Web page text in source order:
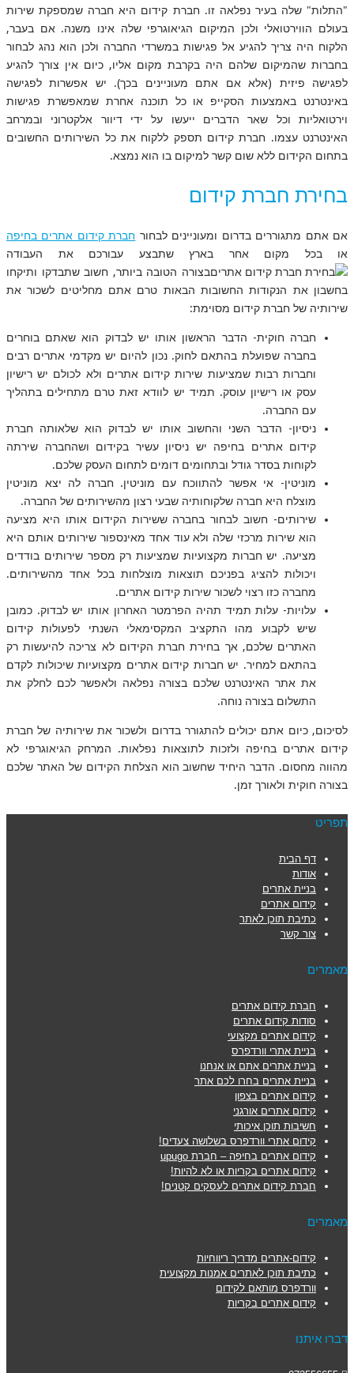
"התלות" שלה בעיר נפלאה זו. חברת קידום היא חברה שמספקת שירות
בעולם הווירטואלי ולכן המיקום הגיאוגרפי שלה אינו משנה. אם בעבר,
הלקוח היה צריך להגיע אל פגישות במשרדי החברה ולכן הוא נהג לבחור
בחברות שהמיקום שלהם היה בקרבת מקום אליו, כיום אין צורך להגיע
לפגישה פיזית (אלא אם אתם מעוניינים בכך). יש אפשרות לפגישה
באינטרנט באמצעות הסקייפ או כל תוכנה אחרת שמאפשרת פגישות
וירטואליות וכל שאר הדברים ייעשו על ידי דיוור אלקטרוני ובמרחב
האינטרנט עצמו. חברת קידום תספק ללקוח את כל השירותים החשובים
בתחום הקידום ללא שום קשר למיקום בו הוא נמצא.
בחירת חברת קידום
אם אתם מתגוררים בדרום ומעוניינים לבחור חברת קידום אתרים בחיפה
או בכל מקום אחר בארץ שתבצע עבורכם את העבודה
בצורה הטובה ביותר, חשוב שתבדקו ותיקחו
בחשבון את הנקודות החשובות הבאות טרם אתם מחליטים לשכור את
שירותיה של חברת קידום מסוימת:
חברה חוקית- הדבר הראשון אותו יש לבדוק הוא שאתם בוחרים
בחברה שפועלת בהתאם לחוק. נכון להיום יש מקדמי אתרים רבים
וחברות רבות שמציעות שירות קידום אתרים ולא לכולם יש רישיון
עסק או רישיון עוסק. תמיד יש לוודא זאת טרם מתחילים בתהליך
עם החברה.
ניסיון- הדבר השני והחשוב אותו יש לבדוק הוא שלאותה חברת
קידום אתרים בחיפה יש ניסיון עשיר בקידום ושהחברה שירתה
לקוחות בסדר גודל ובתחומים דומים לתחום העסק שלכם.
מוניטין- אי אפשר להתווכח עם מוניטין. חברה לה יצא מוניטין
מוצלח היא חברה שלקוחותיה שבעי רצון מהשירותים של החברה.
שירותים- חשוב לבחור בחברה ששירות הקידום אותו היא מציעה
הוא שירות מרכזי שלה ולא עוד אחד מאינספור שירותים אותם היא
מציעה. יש חברות מקצועיות שמציעות רק מספר שירותים בודדים
ויכולות להציג בפניכם תוצאות מוצלחות בכל אחד מהשירותים.
מחברה כזו רצוי לשכור שירות קידום אתרים.
עלויות- עלות תמיד תהיה הפרמטר האחרון אותו יש לבדוק. כמובן
שיש לקבוע מהו התקציב המקסימאלי השנתי לפעולות קידום
האתרים שלכם, אך בחירת חברת הקידום לא צריכה להיעשות רק
בהתאם למחיר. יש חברות קידום אתרים מקצועיות שיכולות לקדם
את אתר האינטרנט שלכם בצורה נפלאה ולאפשר לכם לחלק את
התשלום בצורה נוחה.
לסיכום, כיום אתם יכולים להתגורר בדרום ולשכור את שירותיה של חברת
קידום אתרים בחיפה ולזכות לתוצאות נפלאות. המרחק הגיאוגרפי לא
מהווה מחסום. הדבר היחיד שחשוב הוא הצלחת הקידום של האתר שלכם
בצורה חוקית ולאורך זמן.
תפריט
דף הבית
אודות
בניית אתרים
קידום אתרים
כתיבת תוכן לאתר
צור קשר
מאמרים
חברת קידום אתרים
סודות קידום אתרים
קידום אתרים מקצועי
בניית אתרי וורדפרס
בניית אתרים אתם או אנחנו
בניית אתרים בחרו לכם אתר
קידום אתרים בצפון
קידום אתרים אורגני
חשיבות תוכן איכותי
קידום אתרי וורדפרס בשלושה צעדים!
קידום אתרים בחיפה – חברת upugo
קידום אתרים בקריות או לא להיות!
חברת קידום אתרים לעסקים קטנים!
מאמרים
קידום-אתרים מדריך ריווחיות
כתיבת תוכן לאתרים אמנות מקצועית
וורדפרס מותאם לקידום
קידום אתרים בקריות
דברו איתנו